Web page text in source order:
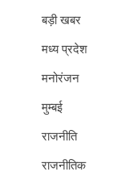
बड़ी खबर
मध्य प्रदेश
मनोरंजन
मुम्बई
राजनीति
राजनीतिक